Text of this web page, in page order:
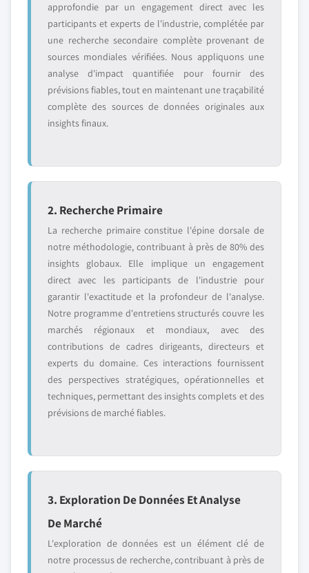
approfondie par un engagement direct avec les
participants et experts de l'industrie, complétée par
une recherche secondaire complète provenant de
sources mondiales vérifiées. Nous appliquons une
analyse d'impact quantifiée pour fournir des
prévisions fiables, tout en maintenant une traçabilité
complète des sources de données originales aux
insights finaux.
2. Recherche Primaire
La recherche primaire constitue l'épine dorsale de
notre méthodologie, contribuant à près de 80% des
insights globaux. Elle implique un engagement
direct avec les participants de l'industrie pour
garantir l'exactitude et la profondeur de l'analyse.
Notre programme d'entretiens structurés couvre les
marchés régionaux et mondiaux, avec des
contributions de cadres dirigeants, directeurs et
experts du domaine. Ces interactions fournissent
des perspectives stratégiques, opérationnelles et
techniques, permettant des insights complets et des
prévisions de marché fiables.
3. Exploration De Données Et Analyse
De Marché
L'exploration de données est un élément clé de
notre processus de recherche, contribuant à près de